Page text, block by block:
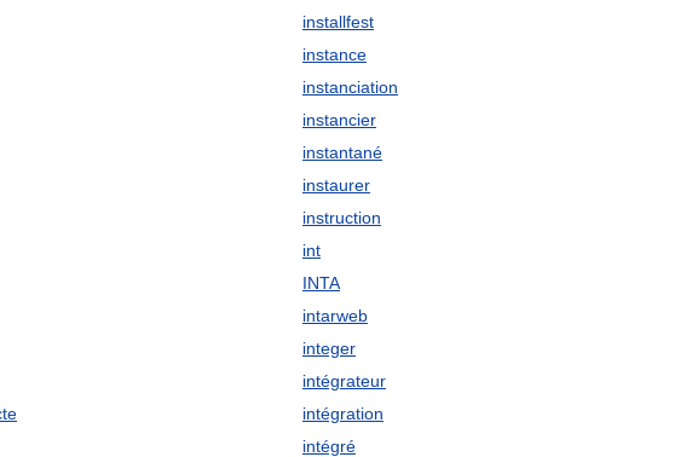
installfest
instance
instanciation
instancier
instantané
instaurer
instruction
int
INTA
intarweb
integer
intégrateur
intégration
intégré